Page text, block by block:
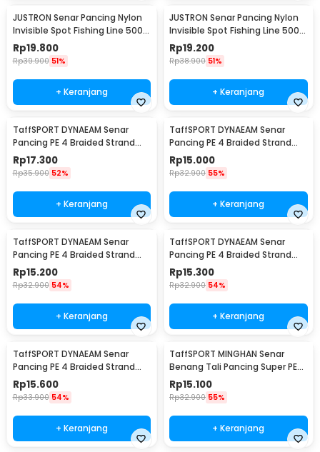
JUSTRON Senar Pancing Nylon
Invisible Spot Fishing Line 500M
4.0 - MR-500M
Rp19.800
Rp39.900 51%
+ Keranjang
JUSTRON Senar Pancing Nylon
Invisible Spot Fishing Line 500M
6.0 - MR-500M
Rp19.200
Rp38.900 51%
+ Keranjang
TaffSPORT DYNAEAM Senar
Pancing PE 4 Braided Strand
Fishing Line 100M 0.2 - FM10
Rp17.300
Rp35.900 52%
+ Keranjang
TaffSPORT DYNAEAM Senar
Pancing PE 4 Braided Strand
Fishing Line 100M 0.6 - FM10
Rp15.000
Rp32.900 55%
+ Keranjang
TaffSPORT DYNAEAM Senar
Pancing PE 4 Braided Strand
Fishing Line 100M 0.4 - FM10
Rp15.200
Rp32.900 54%
+ Keranjang
TaffSPORT DYNAEAM Senar
Pancing PE 4 Braided Strand
Fishing Line 100M 0.8 - FM10
Rp15.300
Rp32.900 54%
+ Keranjang
TaffSPORT DYNAEAM Senar
Pancing PE 4 Braided Strand
Fishing Line 100M 1.0 - FM10
Rp15.600
Rp33.900 54%
+ Keranjang
TaffSPORT MINGHAN Senar
Benang Tali Pancing Super PE
Braided Line 100M 0.4 - X4
Rp15.100
Rp32.900 55%
+ Keranjang